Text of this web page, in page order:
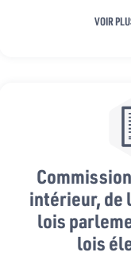
VOIR
intérieur, de
lois
lois